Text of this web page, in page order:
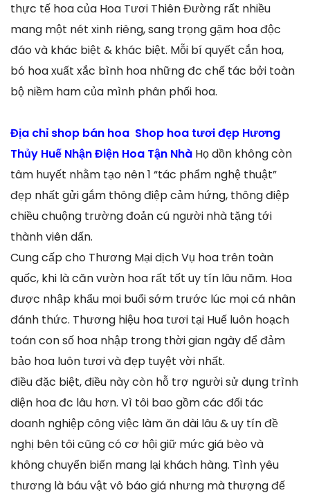
thực tế hoa của Hoa Tươi Thiên Đường rất nhiều
mang một nét xinh riêng, sang trọng gặm hoa độc
đáo và khác biệt & khác biệt. Mỗi bí quyết cắn hoa,
bó hoa xuất xắc bình hoa những đc chế tác bởi toàn
bộ niềm ham của mình phân phối hoa.
Địa chỉ shop bán hoa Shop hoa tươi đẹp Hương
Thủy Huế Nhận Điện Hoa Tận Nhà Họ dồn không còn
tâm huyết nhằm tạo nên 1 “tác phẩm nghệ thuật”
đẹp nhất gửi gắm thông điệp cảm hứng, thông điệp
chiều chuộng trường đoản cú người nhà tặng tới
thành viên dấn.
Cung cấp cho Thương Mại dịch Vụ hoa trên toàn
quốc, khi là căn vườn hoa rất tốt uy tín lâu năm. Hoa
được nhập khẩu mọi buổi sớm trước lúc mọi cá nhân
đánh thức. Thương hiệu hoa tươi tại Huế luôn hoạch
toán con số hoa nhập trong thời gian ngày để đảm
bảo hoa luôn tươi và đẹp tuyệt vời nhất.
điều đặc biệt, điều này còn hỗ trợ người sử dụng trình
diện hoa đc lâu hơn. Vì tôi bao gồm các đối tác
doanh nghiệp công việc làm ăn dài lâu & uy tín đề
nghị bên tôi cũng có cơ hội giữ mức giá bèo và
không chuyển biến mang lại khách hàng. Tình yêu
thương là báu vật vô báo giá nhưng mà thượng đế